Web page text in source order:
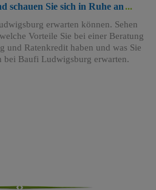
schauen Sie sich in Ruhe an
erwarten können. Sehen
Vorteile Sie bei einer Beratung
und Ratenkredit haben und was Sie
bei Baufi Ludwigsburg erwarten.